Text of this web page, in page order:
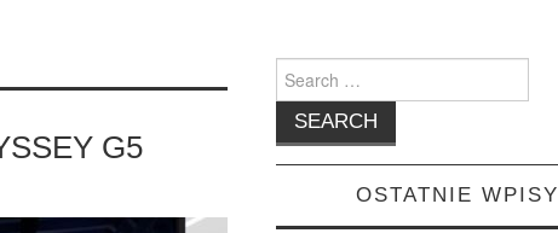
G5
Search
for:
OSTATNIE WPISY